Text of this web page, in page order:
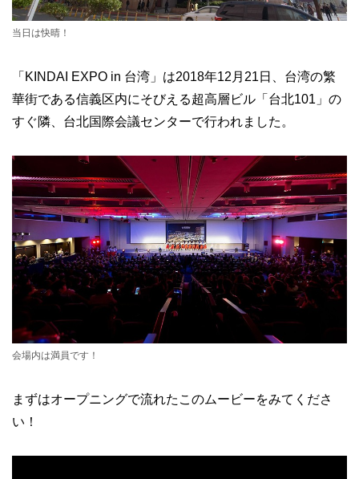
当日は快晴！
「KINDAI EXPO in 台湾」は2018年12月21日、台湾の繁
華街である信義区内にそびえる超高層ビル「台北101」の
すぐ隣、台北国際会議センターで行われました。
会場内は満員です！
まずはオープニングで流れたこのムービーをみてくださ
い！